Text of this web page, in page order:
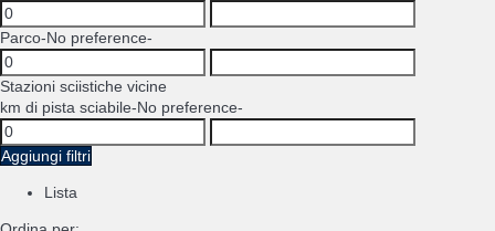
Parco-No preference-
Stazioni sciistiche vicine
km di pista sciabile-No preference-
Aggiungi filtri
Lista